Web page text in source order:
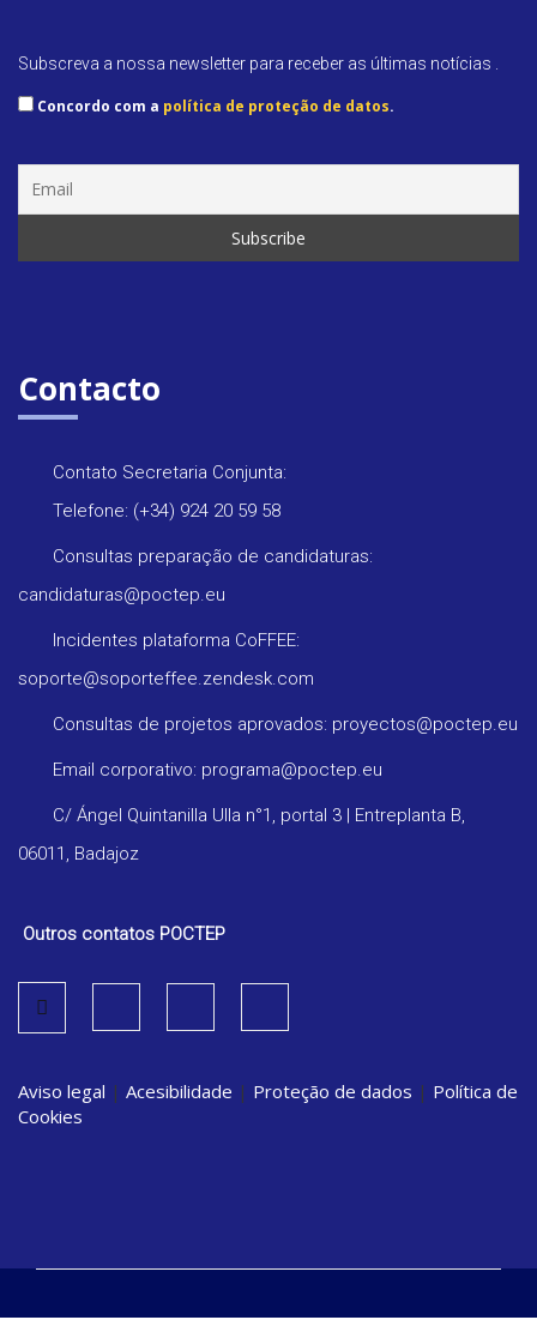
Subscreva a nossa newsletter para receber as últimas notícias .
Concordo com a política de proteção de datos.
Contacto
Contato Secretaria Conjunta:
Telefone: (+34) 924 20 59 58
Consultas preparação de candidaturas:
candidaturas@poctep.eu
Incidentes plataforma CoFFEE:
soporte@soporteffee.zendesk.com
Consultas de projetos aprovados: proyectos@poctep.eu
Email corporativo: programa@poctep.eu
C/ Ángel Quintanilla Ulla n°1, portal 3 | Entreplanta B,
06011, Badajoz
Outros contatos POCTEP
Aviso legal | Acesibilidade | Proteção de dados | Política de
Cookies